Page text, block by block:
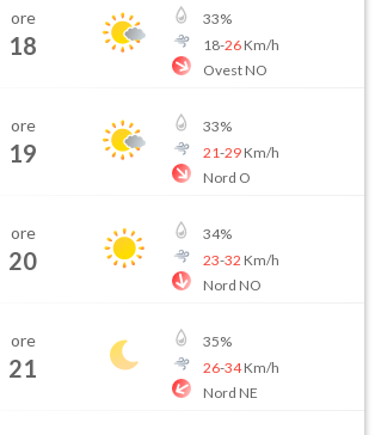
ore
18
33%
18-26Km/h
Ovest NO
ore
19
33%
21-29Km/h
Nord O
ore
20
34%
23-32 Km/h
Nord NO
ore
21
35%
26-34Km/h
Nord NE